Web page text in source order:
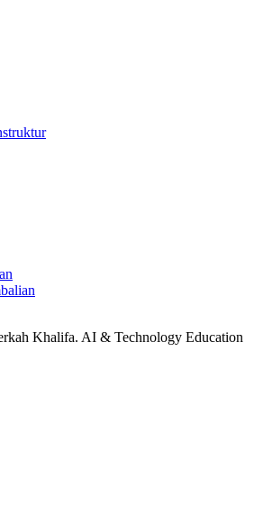
Khalifa. AI & Technology Education